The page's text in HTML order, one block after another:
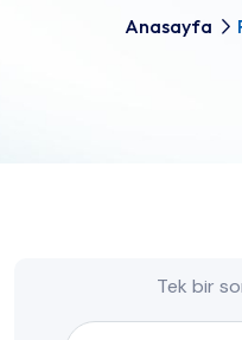
Anasayfa
Tek bir